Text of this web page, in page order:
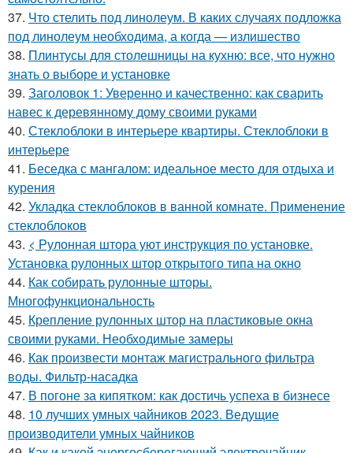
37. Что стелить под линолеум. В каких случаях подложка
под линолеум необходима, а когда — излишество
38. Плинтусы для столешницы на кухню: все, что нужно
знать о выборе и установке
39. Заголовок 1: Уверенно и качественно: как сварить
навес к деревянному дому своими руками
40. Стеклоблоки в интерьере квартиры. Стеклоблоки в
интерьере
41. Беседка с мангалом: идеальное место для отдыха и
курения
42. Укладка стеклоблоков в ванной комнате. Применение
стеклоблоков
43. < Рулонная штора уют инструкция по установке.
Установка рулонных штор открытого типа на окно
44. Как собирать рулонные шторы.
Многофункциональность
45. Крепление рулонных штор на пластиковые окна
своими руками. Необходимые замеры
46. Как произвести монтаж магистрального фильтра
воды. Фильтр-насадка
47. В погоне за кипятком: как достичь успеха в бизнесе
48. 10 лучших умных чайников 2023. Ведущие
производители умных чайников